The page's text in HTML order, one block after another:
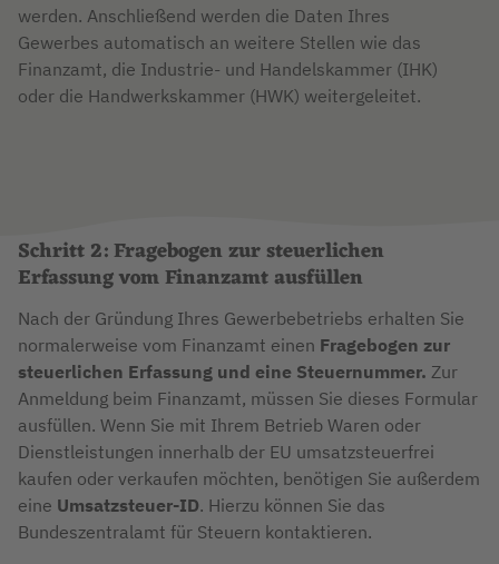
werden. Anschließend werden die Daten Ihres
Gewerbes automatisch an weitere Stellen wie das
Finanzamt, die Industrie- und Handelskammer (IHK)
oder die Handwerkskammer (HWK) weitergeleitet.
Schritt 2: Fragebogen zur steuerlichen
Erfassung vom Finanzamt ausfüllen
Nach der Gründung Ihres Gewerbebetriebs erhalten Sie
normalerweise vom Finanzamt einen Fragebogen zur
steuerlichen Erfassung und eine Steuernummer. Zur
Anmeldung beim Finanzamt, müssen Sie dieses Formular
ausfüllen. Wenn Sie mit Ihrem Betrieb Waren oder
Dienstleistungen innerhalb der EU umsatzsteuerfrei
kaufen oder verkaufen möchten, benötigen Sie außerdem
eine Umsatzsteuer-ID. Hierzu können Sie das
Bundeszentralamt für Steuern kontaktieren.